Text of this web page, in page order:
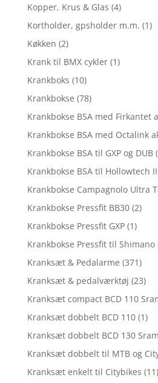
Kopper, Krus & Glas (4)
Kortholder, gpsholder m.m. (1)
Køkken (2)
Krank til BMX cykler (1)
Krankboks (10)
Krankbokse (78)
Krankbokse BSA med Firkantet
Krankbokse BSA med Octalink
Krankbokse BSA til GXP og DUB
Krankbokse BSA til Hollowtech II
Krankbokse Campagnolo Ultra
Krankbokse Pressfit BB30 (2)
Krankbokse Pressfit GXP (1)
Krankbokse Pressfit til Shimano
Kranksæt & Pedalarme (371)
Kranksæt & pedalværktøj (23)
Kranksæt compact BCD 110
Kranksæt dobbelt BCD 110 (1)
Kranksæt dobbelt BCD 130 Sram
Kranksæt dobbelt til MTB og
Kranksæt enkelt til Citybikes (11)